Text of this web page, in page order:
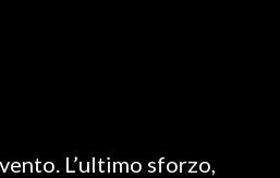
L’ultimo sforzo,